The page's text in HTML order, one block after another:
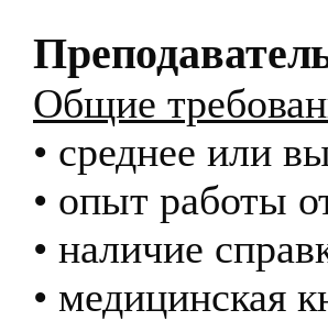
Общие
• среднее или
• опыт работы
• наличие
• медицинская